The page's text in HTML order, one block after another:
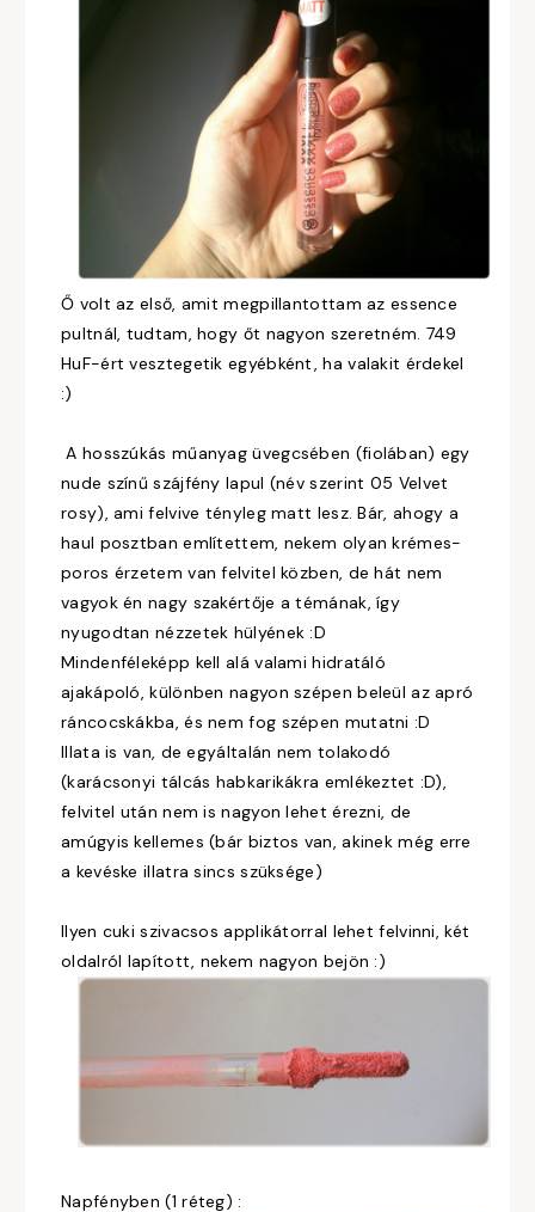
Ő volt az első, amit megpillantottam az essence
pultnál, tudtam, hogy őt nagyon szeretném. 749
HuF-ért vesztegetik egyébként, ha valakit érdekel
:)
A hosszúkás műanyag üvegcsében (fiolában) egy
nude színű szájfény lapul (név szerint 05 Velvet
rosy), ami felvive tényleg matt lesz. Bár, ahogy a
haul posztban említettem, nekem olyan krémes-
poros érzetem van felvitel közben, de hát nem
vagyok én nagy szakértője a témának, így
nyugodtan nézzetek hülyének :D
Mindenféleképp kell alá valami hidratáló
ajakápoló, különben nagyon szépen beleül az apró
ráncocskákba, és nem fog szépen mutatni :D
Illata is van, de egyáltalán nem tolakodó
(karácsonyi tálcás habkarikákra emlékeztet :D),
felvitel után nem is nagyon lehet érezni, de
amúgyis kellemes (bár biztos van, akinek még erre
a kevéske illatra sincs szüksége)
Ilyen cuki szivacsos applikátorral lehet felvinni, két
oldalról lapított, nekem nagyon bejön :)
Napfényben (1 réteg) :